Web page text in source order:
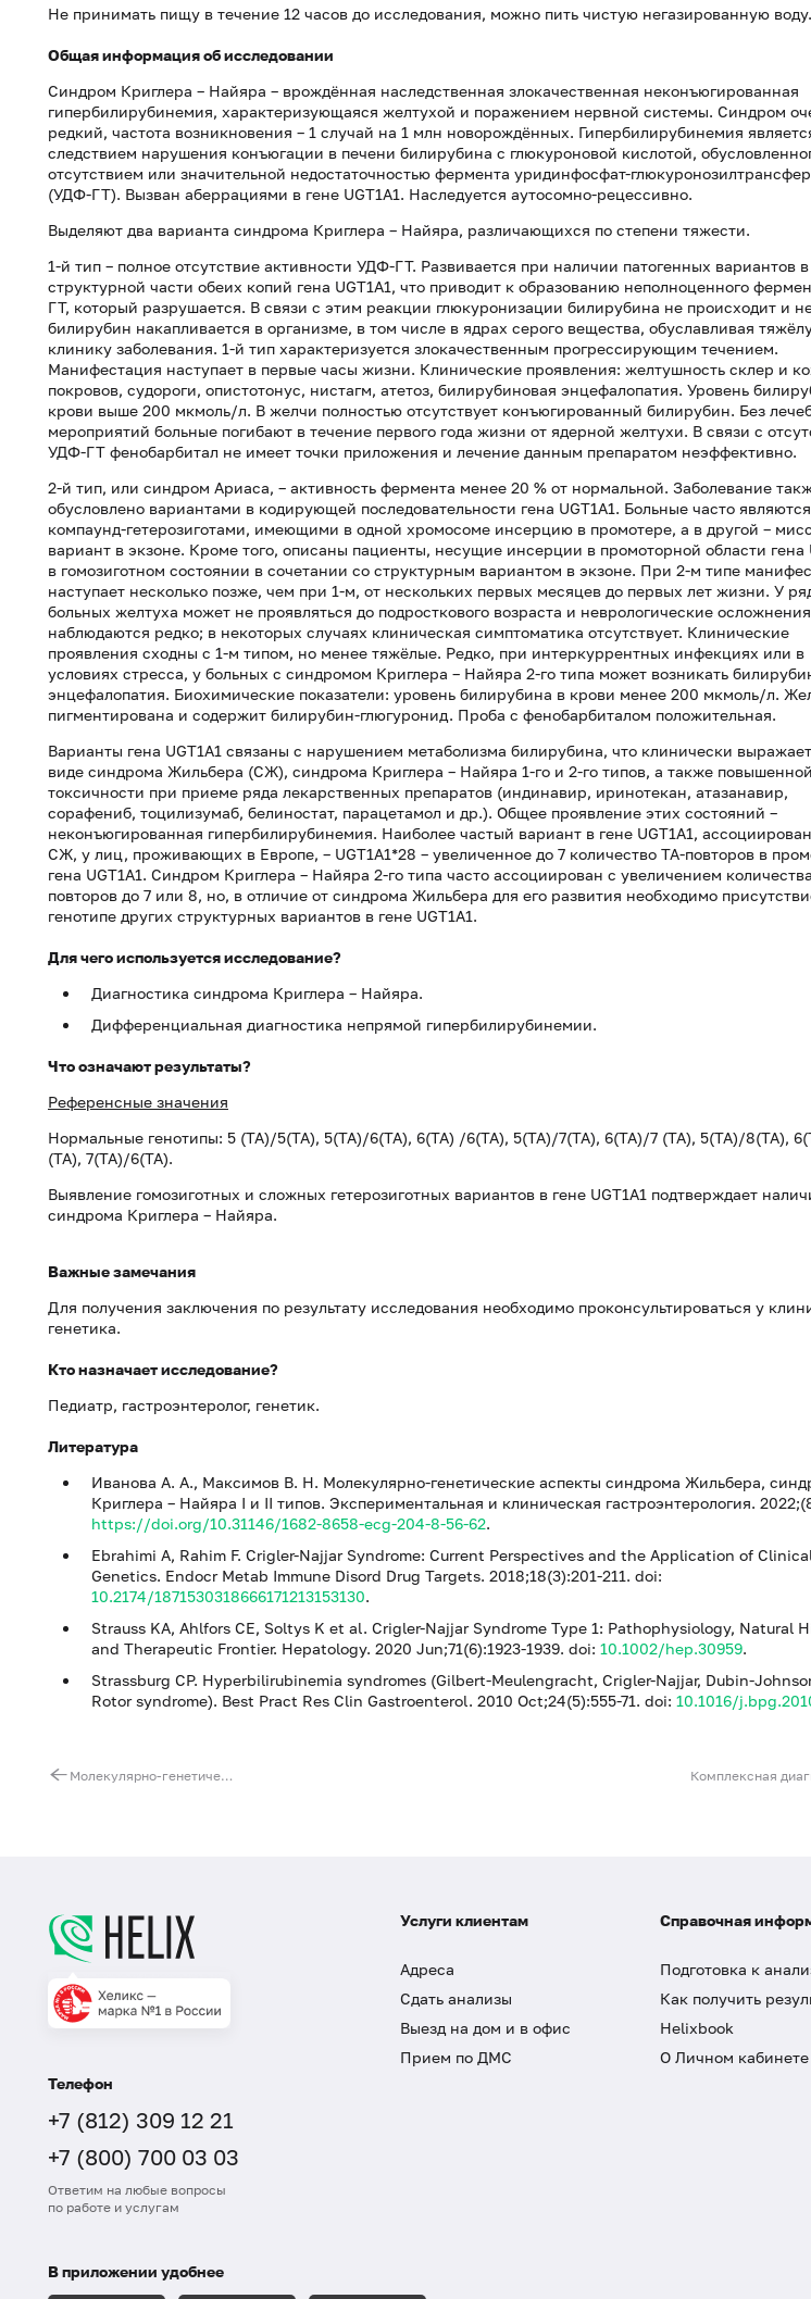
Не принимать пищу в течение 12 часов до исследования, можно пить чистую негазированную воду.
Общая информация об исследовании
Синдром Криглера – Найяра – врождённая наследственная злокачественная неконъюгированная
гипербилирубинемия, характеризующаяся желтухой и поражением нервной системы. Синдром
редкий, частота возникновения – 1 случай на 1 млн новорождённых. Гипербилирубинемия
следствием нарушения конъюгации в печени билирубина с глюкуроновой кислотой,
отсутствием или значительной недостаточностью фермента уридинфосфат-
(УДФ-ГТ). Вызван аберрациями в гене UGT1A1. Наследуется аутосомно-рецессивно.
Выделяют два варианта синдрома Криглера – Найяра, различающихся по степени тяжести.
1-й тип – полное отсутствие активности УДФ-ГТ. Развивается при наличии патогенных вариантов в
структурной части обеих копий гена UGT1A1, что приводит к образованию неполноценного
ГТ, который разрушается. В связи с этим реакции глюкуронизации билирубина не происходит и
билирубин накапливается в организме, в том числе в ядрах серого вещества, обуславливая
клинику заболевания. 1-й тип характеризуется злокачественным прогрессирующим течением.
Манифестация наступает в первые часы жизни. Клинические проявления: желтушность склер и
покровов, судороги, опистотонус, нистагм, атетоз, билирубиновая энцефалопатия. Уровень
крови выше 200 мкмоль/л. В желчи полностью отсутствует конъюгированный билирубин. Без
мероприятий больные погибают в течение первого года жизни от ядерной желтухи. В связи с
УДФ-ГТ фенобарбитал не имеет точки приложения и лечение данным препаратом неэффективно.
2-й тип, или синдром Ариаса, – активность фермента менее 20 % от нормальной. Заболевание
обусловлено вариантами в кодирующей последовательности гена UGT1A1. Больные часто являются
компаунд-гетерозиготами, имеющими в одной хромосоме инсерцию в промотере, а в другой –
вариант в экзоне. Кроме того, описаны пациенты, несущие инсерции в промоторной области гена
в гомозиготном состоянии в сочетании со структурным вариантом в экзоне. При 2-м типе
наступает несколько позже, чем при 1-м, от нескольких первых месяцев до первых лет жизни. У
больных желтуха может не проявляться до подросткового возраста и неврологические осложнения
наблюдаются редко; в некоторых случаях клиническая симптоматика отсутствует. Клинические
проявления сходны с 1-м типом, но менее тяжёлые. Редко, при интеркуррентных инфекциях или в
условиях стресса, у больных с синдромом Криглера – Найяра 2-го типа может возникать
энцефалопатия. Биохимические показатели: уровень билирубина в крови менее 200 мкмоль/л.
пигментирована и содержит билирубин-глюгуронид. Проба с фенобарбиталом положительная.
Варианты гена UGT1A1 связаны с нарушением метаболизма билирубина, что клинически
виде синдрома Жильбера (СЖ), синдрома Криглера – Найяра 1-го и 2-го типов, а также повышенной
токсичности при приеме ряда лекарственных препаратов (индинавир, иринотекан, атазанавир,
сорафениб, тоцилизумаб, белиностат, парацетамол и др.). Общее проявление этих состояний –
неконъюгированная гипербилирубинемия. Наиболее частый вариант в гене UGT1A1,
СЖ, у лиц, проживающих в Европе, – UGT1A1*28 – увеличенное до 7 количество ТА-повторов в
гена UGT1A1. Синдром Криглера – Найяра 2-го типа часто ассоциирован с увеличением
повторов до 7 или 8, но, в отличие от синдрома Жильбера для его развития необходимо
генотипе других структурных вариантов в гене UGT1A1.
Для чего используется исследование?
Диагностика синдрома Криглера – Найяра.
Дифференциальная диагностика непрямой гипербилирубинемии.
Что означают результаты?
Референсные значения
Нормальные генотипы: 5 (TA)/5(TA), 5(TA)/6(TA), 6(TA) /6(TA), 5(TA)/7(TA), 6(TA)/7 (TA), 5(TA)/8(TA),
(TA), 7(TA)/6(TA).
Выявление гомозиготных и сложных гетерозиготных вариантов в гене UGT1A1 подтверждает
синдрома Криглера – Найяра.
Важные замечания
Для получения заключения по результату исследования необходимо проконсультироваться у
генетика.
Кто назначает исследование?
Педиатр, гастроэнтеролог, генетик.
Литература
Иванова А. А., Максимов В. Н. Молекулярно-генетические аспекты синдрома Жильбера,
Криглера – Найяра I и II типов. Экспериментальная и клиническая гастроэнтерология.
https://doi.org/10.31146/1682-8658-ecg-204-8-56-62.
Ebrahimi A, Rahim F. Crigler-Najjar Syndrome: Current Perspectives and the Application of
Genetics. Endocr Metab Immune Disord Drug Targets. 2018;18(3):201-211. doi:
10.2174/1871530318666171213153130.
Strauss KA, Ahlfors CE, Soltys K et al. Crigler-Najjar Syndrome Type 1: Pathophysiology, Natural
and Therapeutic Frontier. Hepatology. 2020 Jun;71(6):1923-1939. doi: 10.1002/hep.30959.
Strassburg CP. Hyperbilirubinemia syndromes (Gilbert-Meulengracht, Crigler-Najjar, Dubin-
Rotor syndrome). Best Pract Res Clin Gastroenterol. 2010 Oct;24(5):555-71. doi: 10.1016/
Молекулярно-генетическая диагностика MODY3-диабета. Ген HNF1A
Телефон
+7 (812) 309 12 21
+7 (800) 700 03 03
Ответим на любые вопросы
по работе и услугам
Услуги клиентам
Адреса
Сдать анализы
Выезд на дом и в офис
Прием по ДМС
Справочная
Подготовка к
Как получить
Helixbook
О Личном кабинете
В приложении удобнее